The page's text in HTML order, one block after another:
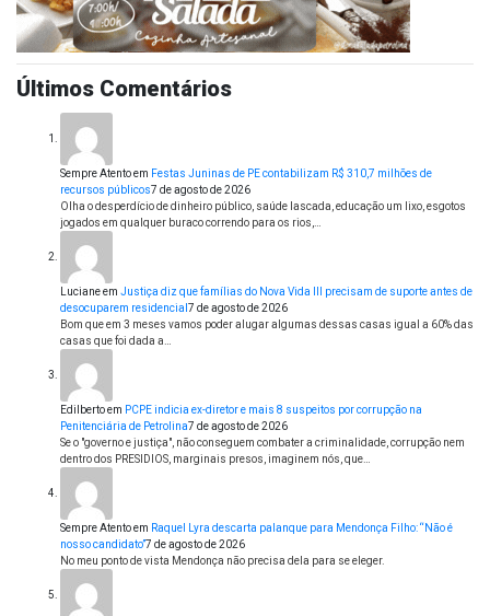
Últimos Comentários
Sempre Atentoem Festas Juninas de PE contabilizam R$ 310,7 milhões de
recursos públicos7 de agosto de 2026
Olha o desperdício de dinheiro público, saúde lascada, educação um lixo, esgotos
jogados em qualquer buraco correndo para os rios,…
Lucianeem Justiça diz que famílias do Nova Vida III precisam de suporte antes de
desocuparem residencial 7 de agosto de 2026
Bom que em 3 meses vamos poder alugar algumas dessas casas igual a 60% das
casas que foi dada a…
Edilbertoem PCPE indicia ex-diretor e mais 8 suspeitos por corrupção na
Penitenciária de Petrolina7 de agosto de 2026
Se o "governo e justiça", não conseguem combater a criminalidade, corrupção nem
dentro dos PRESIDIOS, marginais presos, imaginem nós, que…
Sempre Atentoem Raquel Lyra descarta palanque para Mendonça Filho: “Não é
nosso candidato”7 de agosto de 2026
No meu ponto de vista Mendonça não precisa dela para se eleger.